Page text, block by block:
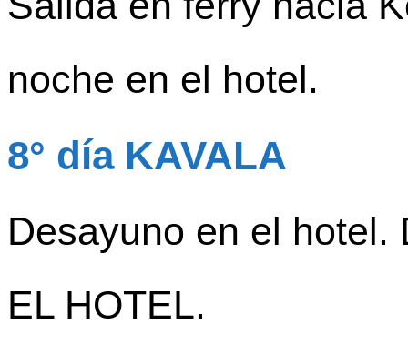
noche en el hotel.
8° día KAVALA
Desayuno en el hotel.
EL HOTEL.